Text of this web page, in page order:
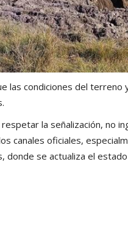
las condiciones del terreno
la señalización, no
canales oficiales,
, donde se actualiza el